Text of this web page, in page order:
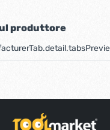
produttore